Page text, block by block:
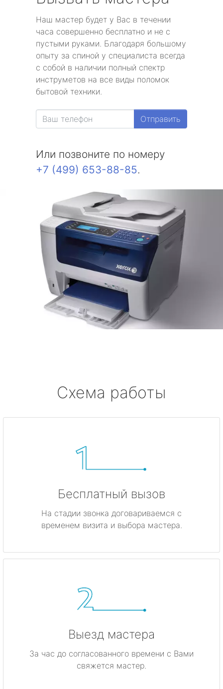
Наш мастер будет у Вас в течении
часа совершенно бесплатно и не с
пустыми руками. Благодаря большому
опыту за спиной у специалиста всегда
с собой в наличии полный спектр
инструметов на все виды поломок
бытовой техники.
Отправить
Или позвоните по номеру
+7 (499) 653-88-85.
Схема работы
Бесплатный вызов
На стадии звонка договариваемся с
временем визита и выбора мастера.
Выезд мастера
За час до согласованного времени с Вами
свяжется мастер.